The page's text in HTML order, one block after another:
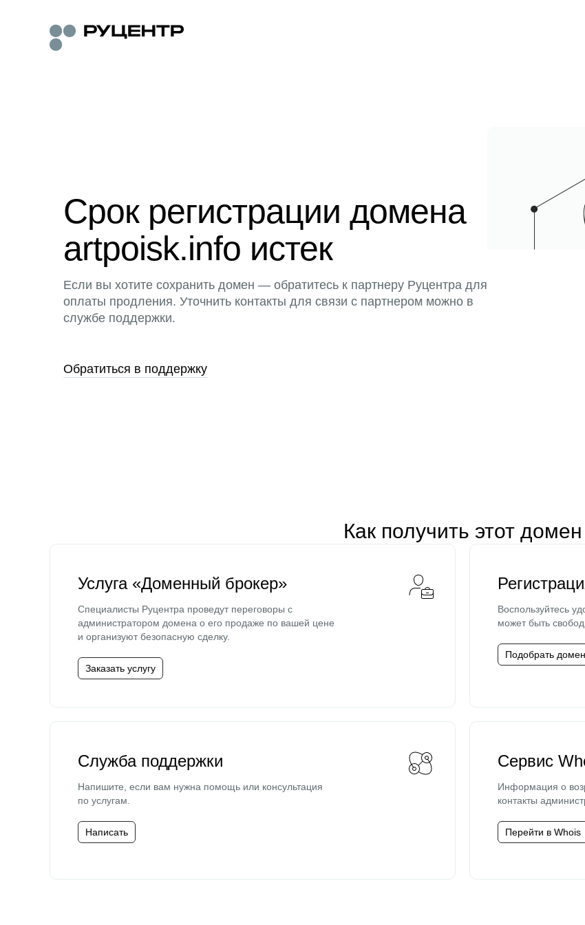
Срок регистрации домена
artpoisk.info истек
Если вы хотите сохранить домен — обратитесь к партнеру Руцентра для
оплаты продления. Уточнить контакты для связи с партнером можно в
службе поддержки.
Обратиться в поддержку
Как получить этот домен
Услуга «Доменный брокер»
Специалисты Руцентра проведут переговоры с
администратором домена о его продаже по вашей цене
и организуют безопасную сделку.
Заказать услугу
Воспользуйтесь
может быть
Подобрать домен
Служба поддержки
Напишите, если вам нужна помощь или консультация
по услугам.
Написать
Сервис
Информация о
контакты
Перейти в Whois